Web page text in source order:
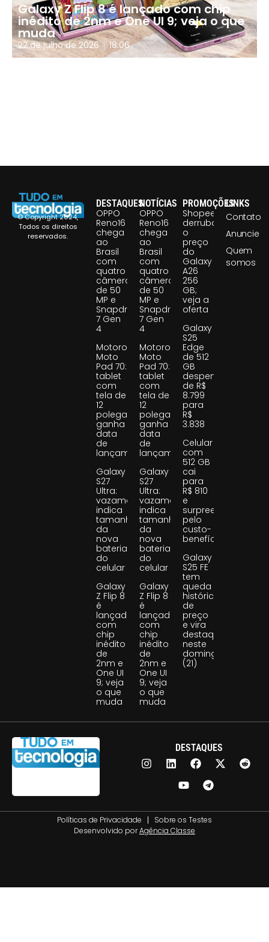
Galaxy Z Flip 8 é lançado com chip
inédito de 2nm e One UI 9; veja o que
muda
22 de julho de 2026 18:06
© Copyright 2024,
Todos os direitos
reservados.
DESTAQUES
OPPO
Reno16
chega
ao
Brasil
com
quatro
câmeras
de 50
MP e
Snapdragon
7 Gen
4
Motorola
Moto
Pad 70:
tablet
com
tela de
12
polegadas
ganha
data
de
lançamento
Galaxy
S27
Ultra:
vazamento
indica
tamanho
da
nova
bateria
do
celular
Galaxy
Z Flip 8
é
lançado
com
chip
inédito
de
2nm e
One UI
9; veja
o que
muda
NOTÍCIAS
OPPO
Reno16
chega
ao
Brasil
com
quatro
câmeras
de 50
MP e
Snapdragon
7 Gen
4
Motorola
Moto
Pad 70:
tablet
com
tela de
12
polegadas
ganha
data
de
lançamento
Galaxy
S27
Ultra:
vazamento
indica
tamanho
da
nova
bateria
do
celular
Galaxy
Z Flip 8
é
lançado
com
chip
inédito
de
2nm e
One UI
9; veja
o que
muda
PROMOÇÕES
Shopee
derruba
o
preço
do
Galaxy
A26
256
GB;
veja a
oferta
Galaxy
S25
Edge
de 512
GB
despenca
de R$
8.799
para
R$
3.838
Celular
com
512 GB
cai
para
R$ 810
e
surpreende
pelo
custo-
benefício
Galaxy
S25 FE
tem
queda
histórica
de
preço
e vira
destaque
neste
domingo
(21)
LINKS
Contato
Anuncie
Quem
somos
DESTAQUES
Políticas de Privacidade
Sobre os Testes
Desenvolvido porAgência Classe